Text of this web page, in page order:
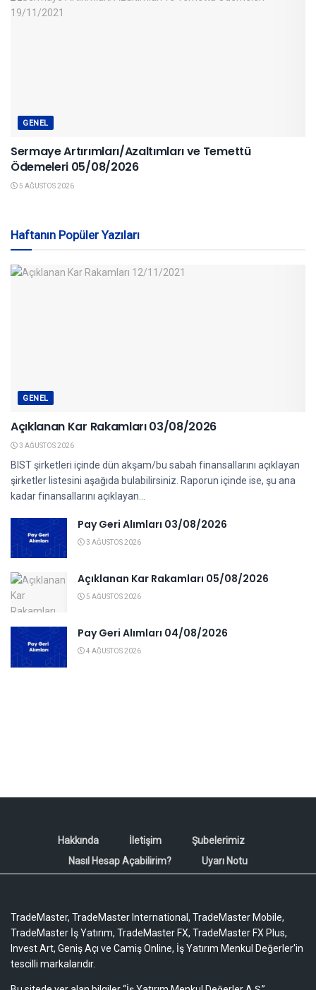
GENEL
Sermaye Artırımları/Azaltımları ve Temettü
Ödemeleri 05/08/2026
5 AĞUSTOS 2026
Haftanın Popüler Yazıları
GENEL
Açıklanan Kar Rakamları 03/08/2026
3 AĞUSTOS 2026
BIST şirketleri içinde dün akşam/bu sabah finansallarını açıklayan
şirketler listesini aşağıda bulabilirsiniz. Raporun içinde ise, şu ana
kadar finansallarını açıklayan...
Pay Geri Alımları 03/08/2026
3 AĞUSTOS 2026
Açıklanan Kar Rakamları 05/08/2026
5 AĞUSTOS 2026
Pay Geri Alımları 04/08/2026
4 AĞUSTOS 2026
Hakkında İletişim
Şubelerimiz
Nasıl Hesap Açabilirim?
Uyarı Notu
TradeMaster, TradeMaster International, TradeMaster Mobile,
TradeMaster İş Yatırım, TradeMaster FX, TradeMaster FX Plus,
Invest Art, Geniş Açı ve Camiş Online, İş Yatırım Menkul Değerler'in
tescilli markalarıdır.